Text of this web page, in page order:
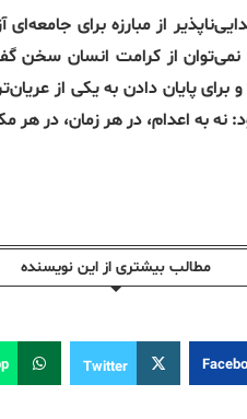
از مبارزه برای جامعه‌ای
نمی‌توان از کرامت انسان سخن
و برای پایان دادن به یکی از
: نه به اعدام، در هر زمان، در هر
مطالب بیشتری از این نویسندە
Twitter